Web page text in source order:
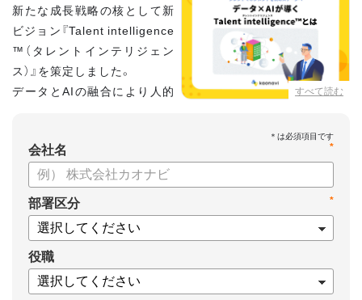
すべて読む
新たな成長戦略の核として新
ビジョン『Talent intelligence
™（タレントインテリジェン
ス）』を策定しました。
データとAIの融合により人的
【資料の内容】
・新ビジョン「Talent intelligence™」実現へのロードマップ
・HRSaaS事業とHRSolution事業が循環する「Infinite Model」
・AI活用の土台、カオナビの「タレントマネジメント」でできる
こと
*
会社名
*
部署区分
役職